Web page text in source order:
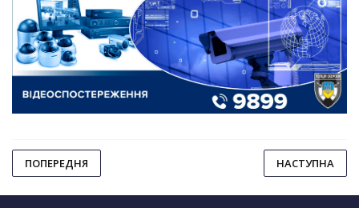
ПОПЕРЕДНЯ НАСТУПНА